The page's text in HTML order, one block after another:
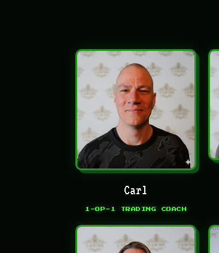
Carl
1-OP-1 TRADING COACH